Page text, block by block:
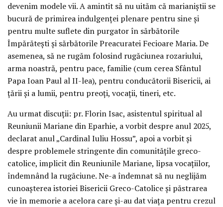
devenim modele vii. A amintit să nu uităm că marianiștii se
bucură de primirea indulgenței plenare pentru sine și
pentru multe suflete din purgator în sărbătorile
Împărătești și sărbătorile Preacuratei Fecioare Maria. De
asemenea, să ne rugăm folosind rugăciunea rozariului,
arma noastră, pentru pace, familie (cum cerea Sfântul
Papa Ioan Paul al II-lea), pentru conducătorii Bisericii, ai
țării și a lumii, pentru preoți, vocații, tineri, etc.
Au urmat discuții: pr. Florin Isac, asistentul spiritual al
Reuniunii Mariane din Eparhie, a vorbit despre anul 2025,
declarat anul „Cardinal Iuliu Hossu”, apoi a vorbit și
despre problemele stringente din comunitățile greco-
catolice, implicit din Reuniunile Mariane, lipsa vocațiilor,
îndemnând la rugăciune. Ne-a îndemnat să nu neglijăm
cunoașterea istoriei Bisericii Greco-Catolice și păstrarea
vie în memorie a acelora care și-au dat viața pentru crezul